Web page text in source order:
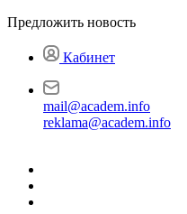
Предложить новость
Кабинет
mail@academ.info
reklama@academ.info